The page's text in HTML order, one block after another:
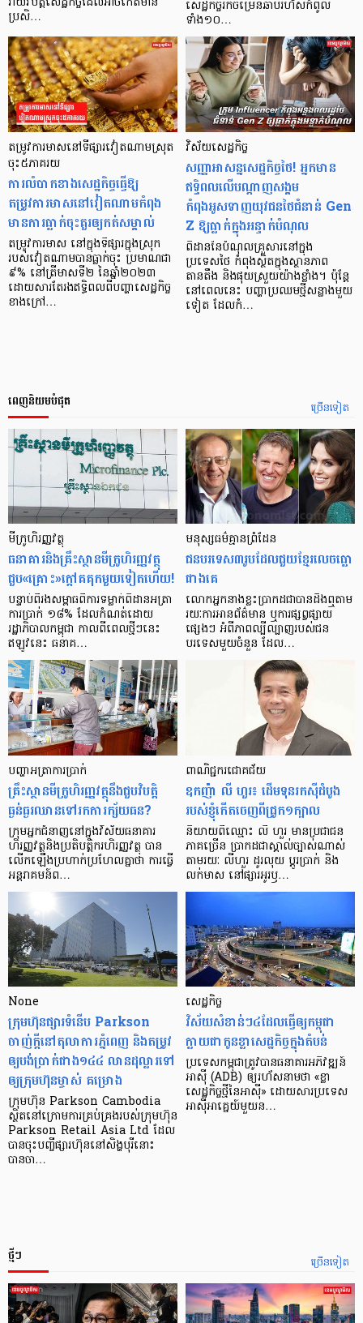
ប្រសិ…
សេដ្ឋកិច្ចរីកចម្រើនឆាប់រហ័សកំពូល
ទាំង១០…
តម្រូវការមាសនៅទីផ្សារវៀតណាមស្រុត
ចុះ៥ភាគរយ
ការលំបាកខាងសេដ្ឋកិច្ចធ្វើឱ្យ
តម្រូវការមាសនៅវៀតណាមកំពុង
មានការធ្លាក់ចុះគួរឲ្យកត់សម្គាល់
តម្រូវការមាស នៅក្នុងទីផ្សារក្នុងស្រុក
របស់វៀតណាមបានធ្លាក់ចុះ ប្រមាណជា
៩% នៅត្រីមាសទី២ នៃឆ្នាំ២០២៣
ដោយសារតែរងឥទ្ធិពលពីបញ្ហាសេដ្ឋកិច្ច
ខាងក្រៅ…
វិស័យសេដ្ឋកិច្ច
សញ្ញាអាសន្នសេដ្ឋកិច្ចថៃ! អ្នកមាន
ឥទ្ធិពលលើបណ្តាញសង្គម
កំពុងអូសទាញយុវជនថៃជំនាន់ Gen
Z ឱ្យធ្លាក់ក្នុងអន្ទាក់បំណុល
ពិដាននៃបំណុលគ្រួសារនៅក្នុង
ប្រទេសថៃ កំពុងស្ថិតក្នុងស្ថានភាព
តានតឹង និងផុយស្រួយយ៉ាងខ្លាំង​។ ប៉ុន្តែ
នៅពេលនេះ បញ្ហាប្រឈមថ្មីសន្លាងមួយ
ទៀត ដែលកំ…
ច្រើនទៀត
ពេញនិយមបំផុត
មីក្រូ​ហិរញ្ញវត្ថុ
ធនាគារ​និង​គ្រឹះស្ថាន​មីក្រូ​ហិរញ្ញវត្ថុ​
ជួប«គ្រោះ»ក្តៅ​គគុក​មួយ​ទៀត​ហើយ!
បន្ទាប់​ពី​រង​សម្ពាធ​​ពី​ការ​ទម្លាក់​ពិដាន​អត្រា​
ការ​ប្រាក់ ១៨​% ដែល​កំណត់​ដោយ​
រដ្ឋាភិបាល​កម្ពុជា កាល​ពី​ពេល​ថ្មីៗ​នេះ
ឥឡូវ​នេះ ធនាគ…
មនុស្ស​ធម៌​គ្មាន​ព្រំដែន
ជន​បរទេស​៣​រូប​ដែល​ជួយ​ខ្មែរ​លេច​ធ្លោ​
ជាង​គេ
លោកអ្នក​នាង​ខ្លះ​ប្រាកដ​ជា​បាន​​ដឹង​ឮ​តាម​
រយៈ​ការ​អាន​ព័ត៌មាន ឬ​ការ​ផ្សព្វផ្សាយ​
ផ្សេងៗ អំពី​ភាព​ល្បីល្បាញ​របស់​ជន​
បរទេស​មួយ​ចំនួន ដែល…
បញ្ហា​អត្រា​ការប្រាក់
គ្រឹះស្ថាន​មីក្រូ​ហិរញ្ញវត្ថុ​នឹង​ជួប​វិបត្តិ​
ធ្ងន់ធ្ងរ​ឈាន​ទៅ​រក​ការ​ក្ស័យធន?
ក្រុម​អ្នក​ជំនាញ​នៅ​ក្នុង​វិស័យ​ធនាគារ
ហិរញ្ញវត្ថុ​និង​ប្រតិបត្តិករ​ហិរញ្ញ​វត្ថុ បាន​​
លើក​ឡើង​ប្រហាក់​ប្រហែល​គ្នា​ថា ការ​ធ្វើ​
អន្តរាគមន៍​ព…
ពាណិជ្ជករជោគជ័យ
ឧកញ៉ា លី ហួរ៖ ដើមទុនរកស៊ីដំបូង
របស់ខ្ញុំកើតចេញពីជ្រូក១ក្បាល
និយាយ​ពី​ឈ្មោះ លី ហួរ មាន​ប្រជាជន​
ភាគ​ច្រើន ប្រាកដ​ជា​ស្គាល់​ច្បាស់​ណាស់
តាមរយៈ លីហួរ ដូរ​លុយ ប្តូរ​បា្រក់ និង​
លក់​មាស នៅ​ផ្សារ​អូរ​ឫ…
None
ក្រុមហ៊ុនផ្សារទំនើប Parkson
ចាញ់ក្ដីនៅតុលាការភ្នំពេញ និងតម្រូវ
ឲ្យបង់ប្រាក់ជាង១៤៤ លានដុល្លារទៅ
ឲ្យក្រុមហ៊ុនម្ចាស់ គម្រោង
ក្រុមហ៊ុន Parkson Cambodia
ស្ថិតនៅក្រោមការគ្រប់គ្រងរបស់ក្រុមហ៊ុន
Parkson Retail Asia Ltd ដែល
បានចុះបញ្ចីផ្សារហ៊ុននៅសិង្ហបុរីនោះ
បានចា…
សេដ្ឋកិច្ច​
វិស័យ​សំខាន់ៗ​៤​ដែល​ធ្វើ​ឲ្យ​កម្ពុជា​
ក្លាយ​ជា​កូន​ខ្លា​សេដ្ឋកិច្ច​ក្នុង​តំបន់
ប្រទេស​កម្ពុជា​ត្រូវ​បាន​ធនាគារ​អភិវឌ្ឍន៍​
អាស៊ី (ADB) ឲ្យ​រហ័ស​នាមថា «ខ្លា​
សេដ្ឋកិច្ច​ថ្មី​នៃ​អាស៊ី» ដោយសារ​ប្រទេស​
អាស៊ី​អាគ្នេយ៍​មួយ​ន…
ច្រើនទៀត
ថ្មីៗ